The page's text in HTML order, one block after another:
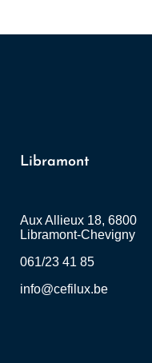
Libramont
Aux Allieux 18, 6800
Libramont-Chevigny
061/23 41 85
info@cefilux.be